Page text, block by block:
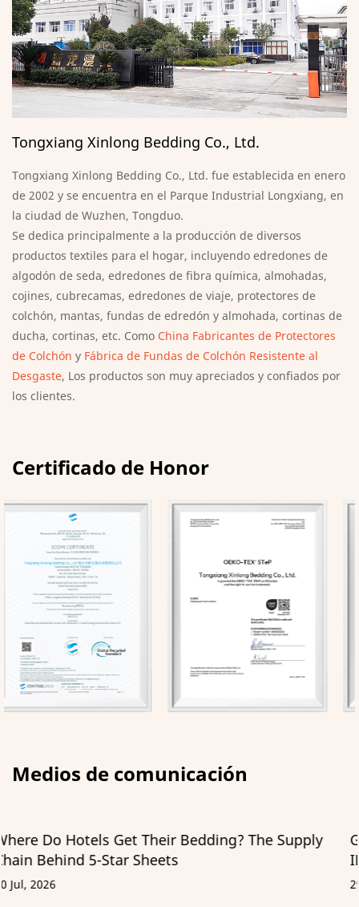
Tongxiang Xinlong Bedding Co., Ltd.
Tongxiang Xinlong Bedding Co., Ltd. fue establecida en enero
de 2002 y se encuentra en el Parque Industrial Longxiang, en
la ciudad de Wuzhen, Tongduo.
Se dedica principalmente a la producción de diversos
productos textiles para el hogar, incluyendo edredones de
algodón de seda, edredones de fibra química, almohadas,
cojines, cubrecamas, edredones de viaje, protectores de
colchón, mantas, fundas de edredón y almohada, cortinas de
ducha, cortinas, etc. Como China Fabricantes de Protectores
de Colchón y Fábrica de Fundas de Colchón Resistente al
Desgaste, Los productos son muy apreciados y confiados por
los clientes.
Certificado de Honor
Medios de comunicación
Guía de almohadas ultrasuaves: clasificaciones
ILD, materiales de relleno y abastecimiento B2B
29 Jun, 2026